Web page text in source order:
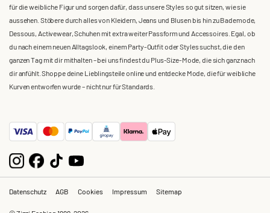
für die weibliche Figur und sorgen dafür, dass unsere Styles so gut sitzen, wie sie
aussehen. Stöbere durch alles von Kleidern, Jeans und Blusen bis hin zu Bademode,
Dessous, Activewear, Schuhen mit extra weiter Passform und Accessoires. Egal, ob
du nach einem neuen Alltagslook, einem Party-Outfit oder Styles suchst, die den
ganzen Tag mit dir mithalten – bei uns findest du Plus-Size-Mode, die sich ganz nach
dir anfühlt. Shoppe deine Lieblingsteile online und entdecke Mode, die für weibliche
Kurven entworfen wurde – nicht nur für Standards.
Datenschutz AGB Cookies Impressum Sitemap